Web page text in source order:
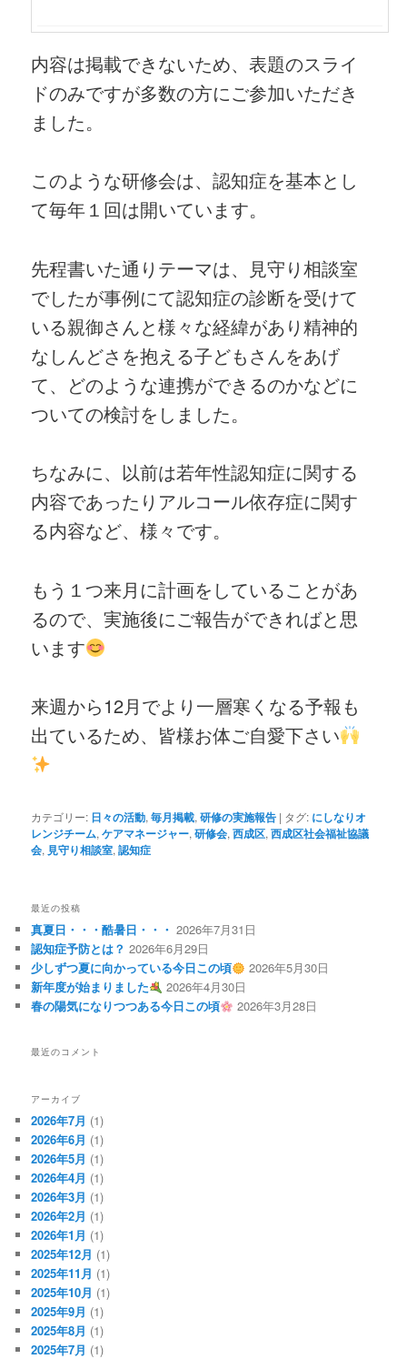
内容は掲載できないため、表題のスライ
ドのみですが多数の方にご参加いただき
ました。
このような研修会は、認知症を基本とし
て毎年１回は開いています。
先程書いた通りテーマは、見守り相談室
でしたが事例にて認知症の診断を受けて
いる親御さんと様々な経緯があり精神的
なしんどさを抱える子どもさんをあげ
て、どのような連携ができるのかなどに
ついての検討をしました。
ちなみに、以前は若年性認知症に関する
内容であったりアルコール依存症に関す
る内容など、様々です。
もう１つ来月に計画をしていることがあ
るので、実施後にご報告ができればと思
います
来週から12月でより一層寒くなる予報も
出ているため、皆様お体ご自愛下さい
カテゴリー: 日々の活動,毎月掲載,研修の実施報告 | タグ: にしなりオ
レンジチーム,ケアマネージャー,研修会,西成区,西成区社会福祉協議
会, 見守り相談室,認知症
最近の投稿
真夏日・・・酷暑日・・・ 2026年7月31日
認知症予防とは？ 2026年6月29日
少しずつ夏に向かっている今日この頃
2026年5月30日
新年度が始まりました
2026年4月30日
春の陽気になりつつある今日この頃
2026年3月28日
最近のコメント
アーカイブ
2026年7月 (1)
2026年6月 (1)
2026年5月 (1)
2026年4月 (1)
2026年3月 (1)
2026年2月 (1)
2026年1月 (1)
2025年12月 (1)
2025年11月 (1)
2025年10月 (1)
2025年9月 (1)
2025年8月 (1)
2025年7月 (1)